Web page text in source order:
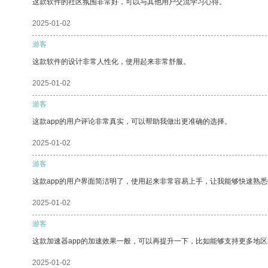
这款软件的社区氛围非常好，可以与其他用户交流学习心得。
2025-01-02
游客
这款软件的设计非常人性化，使用起来非常舒服。
2025-01-02
游客
这款app的用户评论非常真实，可以帮助我做出更准确的选择。
2025-01-02
游客
这款app的用户界面简洁明了，使用起来非常容易上手，让我能够快速熟悉
2025-01-02
游客
这款加速器app的加速效果一般，可以再提升一下，比如能够支持更多地区
2025-01-02